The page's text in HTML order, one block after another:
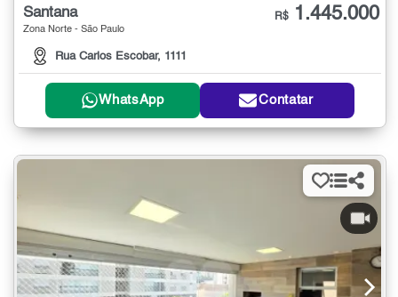
Santana
Zona Norte - São Paulo
Rua Carlos Escobar, 1111
R$ 1.445.000
WhatsApp Contatar